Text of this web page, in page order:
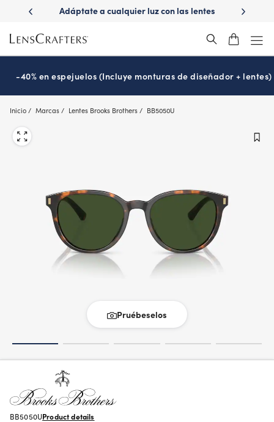
main
content
con las lentes
¿Es hora de tu examen de la vista?
-40% en espejuelos (Incluye monturas de diseñador + lentes)
Inicio Marcas Lentes Brooks Brothers BB5050U
Pruébeselos
BB5050UProduct details